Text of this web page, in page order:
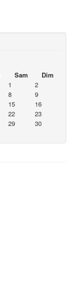
Sam
Dim
1
2
8
9
15
16
22
23
29
30